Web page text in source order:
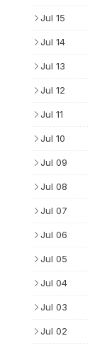
Jul 15
Jul 14
Jul 13
Jul 12
Jul 11
Jul 10
Jul 09
Jul 08
Jul 07
Jul 06
Jul 05
Jul 04
Jul 03
Jul 02